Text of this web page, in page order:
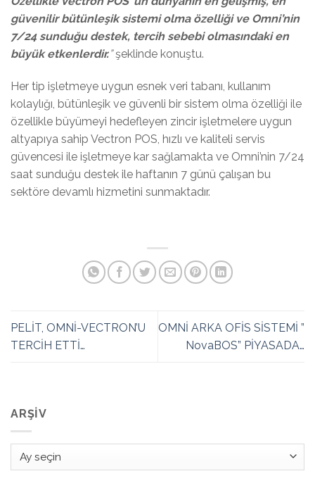
güvenilir bütünleşik sistemi olma özelliği ve Omni’nin
7/24 sunduğu destek, tercih sebebi olmasındaki en
büyük etkenlerdir.”şeklinde konuştu.
Her tip işletmeye uygun esnek veri tabanı, kullanım
kolaylığı, bütünleşik ve güvenli bir sistem olma özelliği ile
özellikle büyümeyi hedefleyen zincir işletmelere uygun
altyapıya sahip Vectron POS, hızlı ve kaliteli servis
güvencesi ile işletmeye kar sağlamakta ve Omni’nin 7/24
saat sunduğu destek ile haftanın 7 günü çalışan bu
sektöre devamlı hizmetini sunmaktadır.
PELİT, OMNİ-VECTRON’U
TERCİH ETTİ…
OMNİ ARKA OFİS SİSTEMİ ”
NovaBOS” PİYASADA…
ARŞIV
Arşiv